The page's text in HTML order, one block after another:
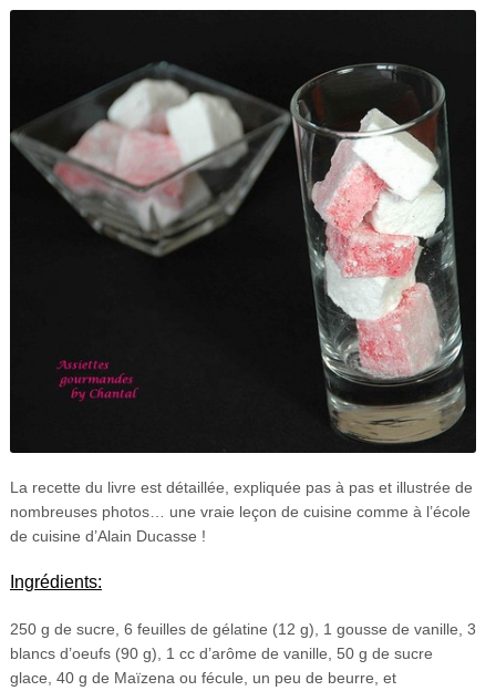
La recette du livre est détaillée, expliquée pas à pas et illustrée de
nombreuses photos… une vraie leçon de cuisine comme à l’école
de cuisine d’Alain Ducasse !
Ingrédients:
250 g de sucre, 6 feuilles de gélatine (12 g), 1 gousse de vanille, 3
blancs d’oeufs (90 g), 1 cc d’arôme de vanille, 50 g de sucre
glace, 40 g de Maïzena ou fécule, un peu de beurre, et